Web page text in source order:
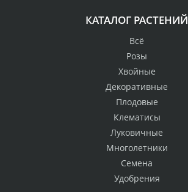
КАТАЛОГ РАСТЕНИЙ
Всё
Розы
Хвойные
Декоративные
Плодовые
Клематисы
Луковичные
Многолетники
Семена
Удобрения